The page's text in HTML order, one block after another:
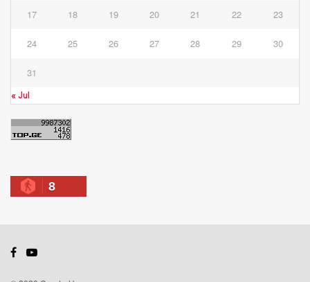
17 18 19 20 21 22 23
24 25 26 27 28 29 30
31
« Jul
8